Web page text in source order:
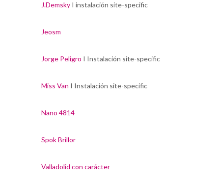
J.Demsky I instalación site-specific
Jeosm
Jorge Peligro I Instalación site-specific
Miss Van I Instalación site-specific
Nano 4814
Spok Brillor
Valladolid con carácter